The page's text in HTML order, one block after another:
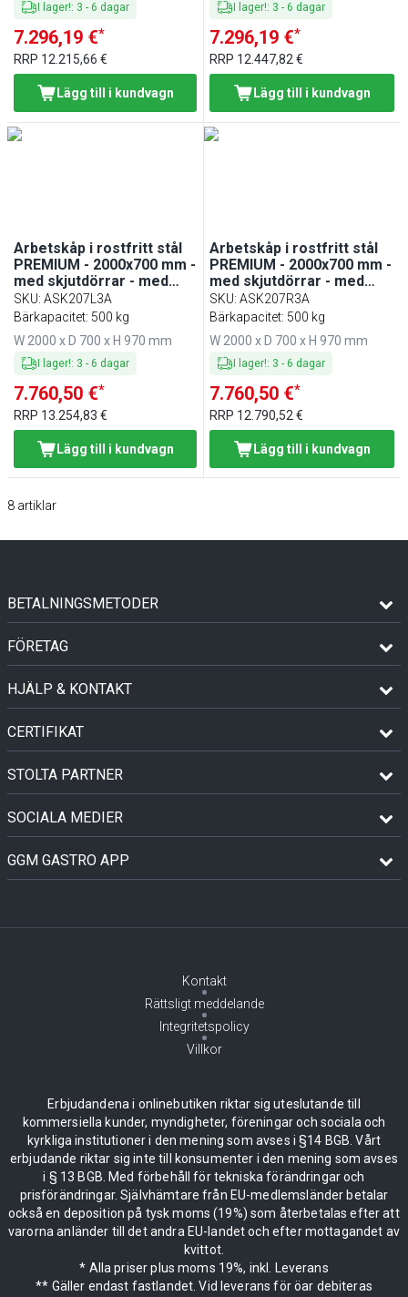
I lager!: 3 - 6 dagar
7.296,19 €*
RRP 12.215,66 €
Lägg till i kundvagn
I lager!: 3 - 6 dagar
7.296,19 €*
RRP 12.447,82 €
Lägg till i kundvagn
Arbetskåp i rostfritt stål
PREMIUM - 2000x700 mm -
med skjutdörrar - med
uppvikt bakkant
SKU: ASK207L3A
Bärkapacitet: 500 kg
W 2000 x D 700 x H 970 mm
I lager!: 3 - 6 dagar
7.760,50 €*
RRP 13.254,83 €
Lägg till i kundvagn
Arbetskåp i rostfritt stål
PREMIUM - 2000x700 mm -
med skjutdörrar - med
uppvikt bakkant
SKU:ASK207R3A
Bärkapacitet: 500 kg
W 2000 x D 700 x H 970 mm
I lager!: 3 - 6 dagar
7.760,50 €*
RRP 12.790,52 €
Lägg till i kundvagn
8 artiklar
BETALNINGSMETODER
FÖRETAG
HJÄLP & KONTAKT
CERTIFIKAT
STOLTA PARTNER
SOCIALA MEDIER
GGM GASTRO APP
Kontakt
Rättsligt meddelande
Integritetspolicy
Villkor
Erbjudandena i onlinebutiken riktar sig uteslutande till
kommersiella kunder, myndigheter, föreningar och sociala och
kyrkliga institutioner i den mening som avses i §14 BGB. Vårt
erbjudande riktar sig inte till konsumenter i den mening som avses
i § 13 BGB. Med förbehåll för tekniska förändringar och
prisförändringar. Självhämtare från EU-medlemsländer betalar
också en deposition på tysk moms (19%) som återbetalas efter att
varorna anländer till det andra EU-landet och efter mottagandet av
kvittot.
* Alla priser plus moms 19%, inkl. Leverans
** Gäller endast fastlandet. Vid leverans för öar debiteras